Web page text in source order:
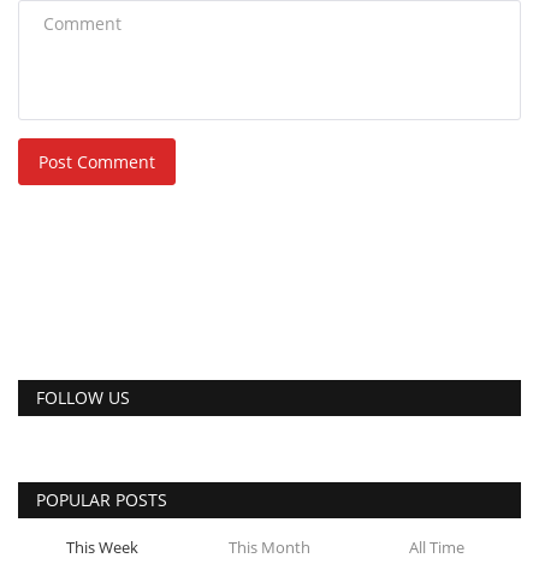
Post Comment
FOLLOW US
POPULAR POSTS
This Week This Month All Time